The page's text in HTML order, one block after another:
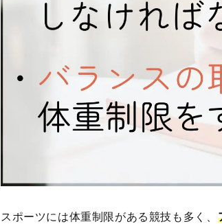
スポーツには体重制限がある競技も多く、